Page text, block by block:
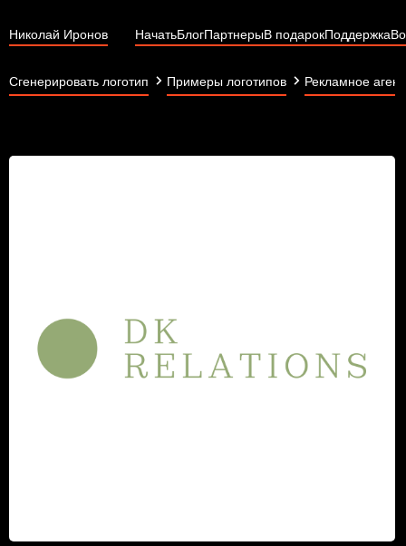
Николай Иронов НачатьБлогПартнерыВ подарокПоддержка
Сгенерировать логотип Примеры логотипов Рекламное